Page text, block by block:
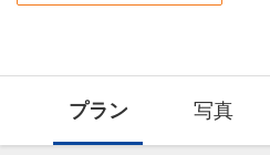
プラン 写真